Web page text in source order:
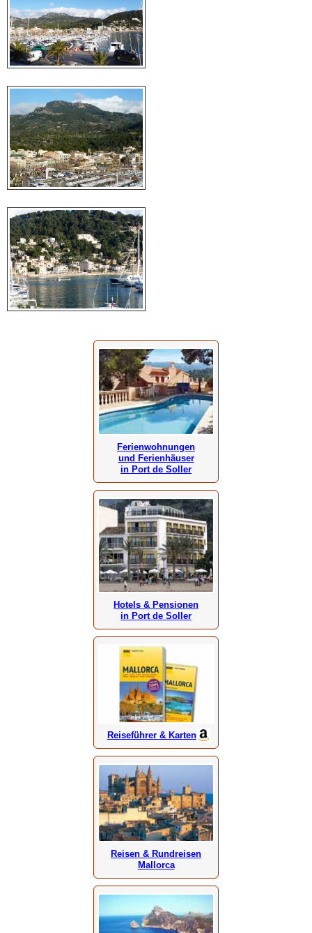
Ferienwohnungen
und Ferienhäuser
in Port de Soller
Hotels & Pensionen
in Port de Soller
Reiseführer & Karten
Reisen & Rundreisen
Mallorca